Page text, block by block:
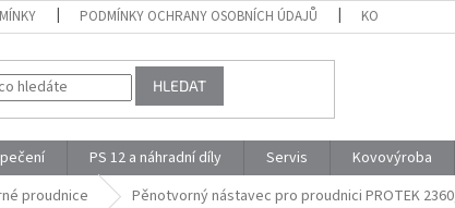
PODMÍNKY OCHRANY OSOBNÍCH ÚDAJŮ KONTAKTY
HLEDAT
PS 12 a náhradní díly Servis Kovovýroba
proudnice Pěnotvorný nástavec pro proudnici PROTEK